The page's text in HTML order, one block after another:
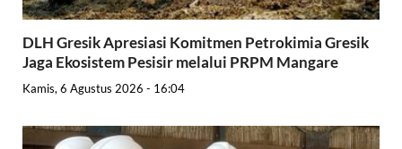
DLH Gresik Apresiasi Komitmen Petrokimia Gresik
Jaga Ekosistem Pesisir melalui PRPM Mangare
Kamis, 6 Agustus 2026 - 16:04